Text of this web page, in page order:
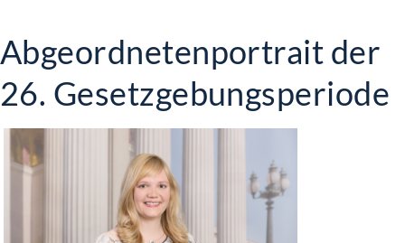
Abgeordnetenportrait der
26. Gesetzgebungsperiode